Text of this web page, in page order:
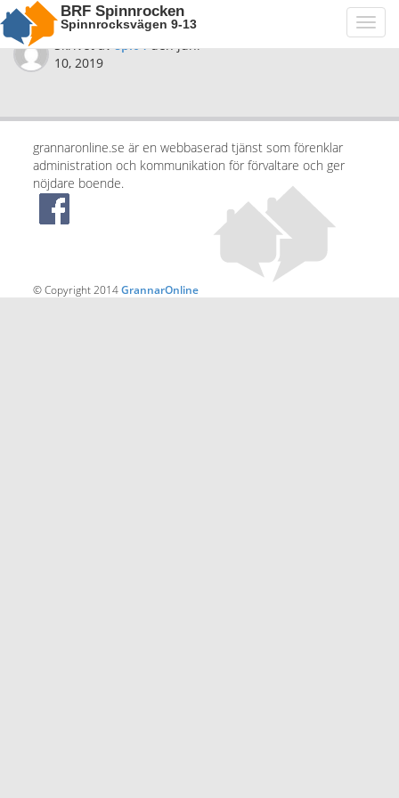
BRF Spinnrocken
Spinnrocksvägen 9-13
Skrivet avspi04denjuni
10, 2019
grannaronline.se är en webbaserad tjänst som förenklar
administration och kommunikation för förvaltare och ger
nöjdare boende.
© Copyright 2014GrannarOnline